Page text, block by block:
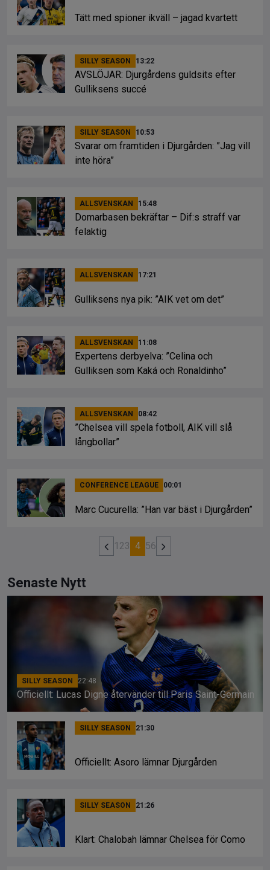
Tätt med spioner ikväll – jagad kvartett
SILLY SEASON 13:22
AVSLÖJAR: Djurgårdens guldsits efter
Gulliksens succé
SILLY SEASON 10:53
Svarar om framtiden i Djurgården: ”Jag vill
inte höra”
ALLSVENSKAN 15:48
Domarbasen bekräftar – Dif:s straff var
felaktig
ALLSVENSKAN 17:21
Gulliksens nya pik: ”AIK vet om det”
ALLSVENSKAN 11:08
Expertens derbyelva: ”Celina och
Gulliksen som Kaká och Ronaldinho”
ALLSVENSKAN 08:42
”Chelsea vill spela fotboll, AIK vill slå
långbollar”
CONFERENCE LEAGUE 00:01
Marc Cucurella: ”Han var bäst i Djurgården”
1 23 4 56
Senaste Nytt
SILLY SEASON 22:48
Officiellt: Lucas Digne återvänder till Paris Saint-Germain
SILLY SEASON 21:30
Officiellt: Asoro lämnar Djurgården
SILLY SEASON 21:26
Klart: Chalobah lämnar Chelsea för Como